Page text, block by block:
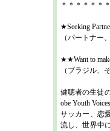
＊＊＊＊＊＊
★Seeking
（パートナー
★★Want to
（ブラジル、
健聴者の生徒
obe Youth
サッカー、恋
流し、世界中